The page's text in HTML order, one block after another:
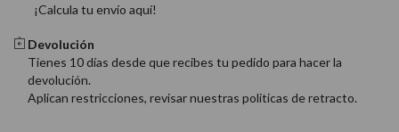
¡Calcula tu envío aquí!
Devolución
Tienes 10 días desde que recibes tu pedido para hacer la
devolución.
Aplican restricciones, revisar nuestras politicas de retracto.